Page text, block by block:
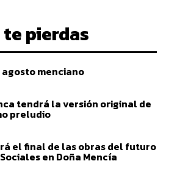
te pierdas
menciano
tendrá la versión original de
preludio
el final de las obras del futuro
en Doña Mencía